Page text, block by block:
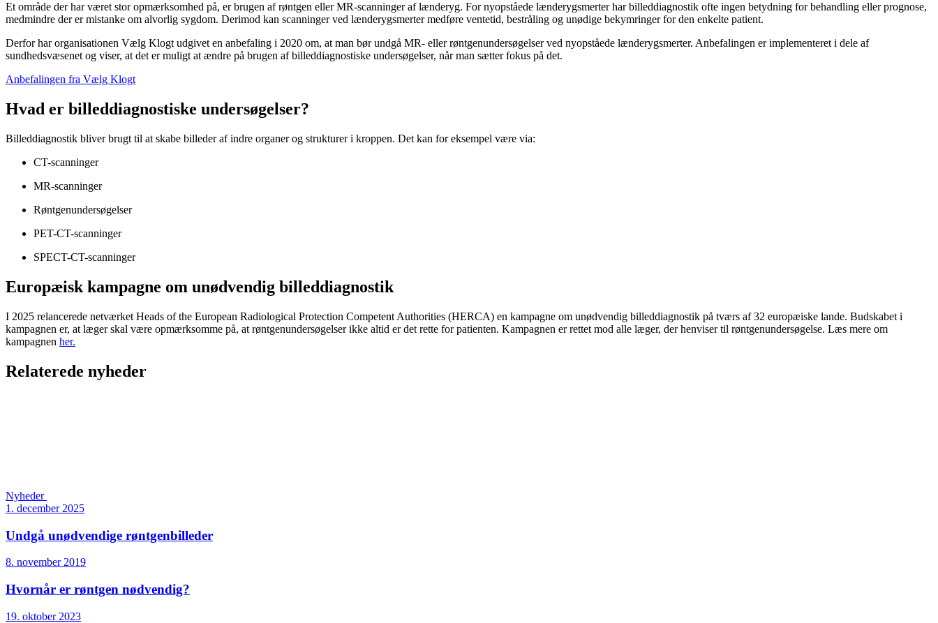
Et område der har været stor opmærksomhed på, er brugen af røntgen eller MR-scanninger af lænderyg. For nyopståede lænderygsmerter har billeddiagnostik ofte ingen betydning for behandling eller prognose,
medmindre der er mistanke om alvorlig sygdom. Derimod kan scanninger ved lænderygsmerter medføre ventetid, bestråling og unødige bekymringer for den enkelte patient.
Derfor har organisationen Vælg Klogt udgivet en anbefaling i 2020 om, at man bør undgå MR- eller røntgenundersøgelser ved nyopståede lænderygsmerter. Anbefalingen er implementeret i dele af
sundhedsvæsenet og viser, at det er muligt at ændre på brugen af billeddiagnostiske undersøgelser, når man sætter fokus på det.
Anbefalingen fra Vælg Klogt
Hvad er billeddiagnostiske undersøgelser?
Billeddiagnostik bliver brugt til at skabe billeder af indre organer og strukturer i kroppen. Det kan for eksempel være via:
CT-scanninger
MR-scanninger
Røntgenundersøgelser
PET-CT-scanninger
SPECT-CT-scanninger
Europæisk kampagne om unødvendig billeddiagnostik
I 2025 relancerede netværket Heads of the European Radiological Protection Competent Authorities (HERCA) en kampagne om unødvendig billeddiagnostik på tværs af 32 europæiske lande. Budskabet i
kampagnen er, at læger skal være opmærksomme på, at røntgenundersøgelser ikke altid er det rette for patienten. Kampagnen er rettet mod alle læger, der henviser til røntgenundersøgelse. Læs mere om
kampagnen her.
Relaterede nyheder
Nyheder
1. december 2025
Undgå unødvendige røntgenbilleder
8. november 2019
Hvornår er røntgen nødvendig?
19. oktober 2023